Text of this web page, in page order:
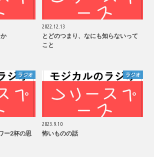
2022.12.13
とどのつまり、なにも知らないって
こと
ラジオ
ー2杯の思
ラジオ
2023.9.10
怖いものの話